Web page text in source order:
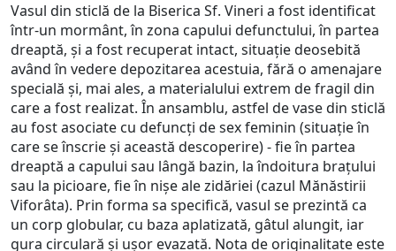
Vasul din sticlă de la Biserica Sf. Vineri a fost identificat
într-un mormânt, în zona capului defunctului, în partea
dreaptă, și a fost recuperat intact, situație deosebită
având în vedere depozitarea acestuia, fără o amenajare
specială și, mai ales, a materialului extrem de fragil din
care a fost realizat. În ansamblu, astfel de vase din sticlă
au fost asociate cu defuncți de sex feminin (situație în
care se înscrie și această descoperire) - fie în partea
dreaptă a capului sau lângă bazin, la îndoitura brațului
sau la picioare, fie în nișe ale zidăriei (cazul Mănăstirii
Viforâta). Prin forma sa specifică, vasul se prezintă ca
un corp globular, cu baza aplatizată, gâtul alungit, iar
gura circulară și ușor evazată. Nota de originalitate este